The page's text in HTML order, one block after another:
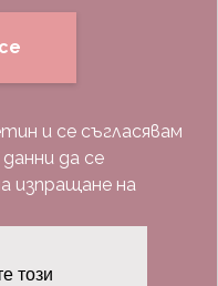
този
и се съгласявам
да се
изпращане на
ни: